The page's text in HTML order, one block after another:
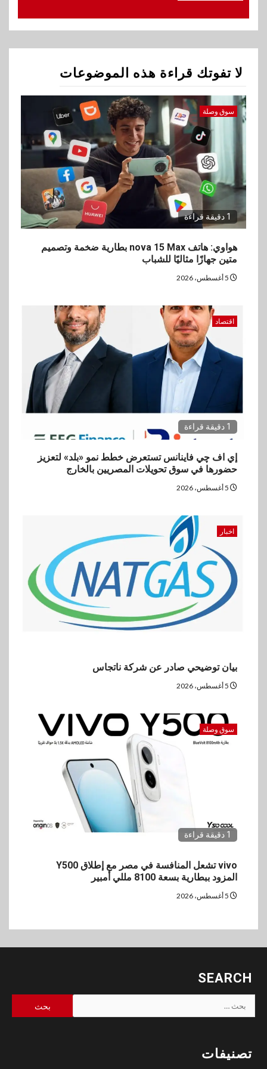
1
جهازًا مثاليًا للشباب
2 اقتصاد
إي اف چي فاينانس تستعرض
خطط نمو «بلد» لتعزيز حضورها
في سوق تحويلات المصريين
بالخارج
اخبار
بيان توضيحي صادر عن شركة
ناتجاس
4
سوق وصلة
vivo تشعل المنافسة في مصر
5
بنوك
نكست وكاف للتأمين يطلقان
تحالفًا استراتيجيًا لتقديم حلول
تأمينية متكاملة لعملاء البنك
لا تفوتك قراءة هذه الموضوعات
سوق وصلة
1 دقيقة قراءة
هواوي: هاتف nova 15 Max بطارية ضخمة وتصميم
متين جهازًا مثاليًا للشباب
اقتصاد
1 دقيقة قراءة
إي اف چي فاينانس تستعرض خطط نمو «بلد» لتعزيز
حضورها في سوق تحويلات المصريين بالخارج
اخبار
بيان توضيحي صادر عن شركة ناتجاس
سوق وصلة
1 دقيقة قراءة
vivo تشعل المنافسة في مصر مع إطلاق Y500
المزود ببطارية بسعة 8100 مللي أمبير
SEARCH
البحث
عن:
تصنيفات